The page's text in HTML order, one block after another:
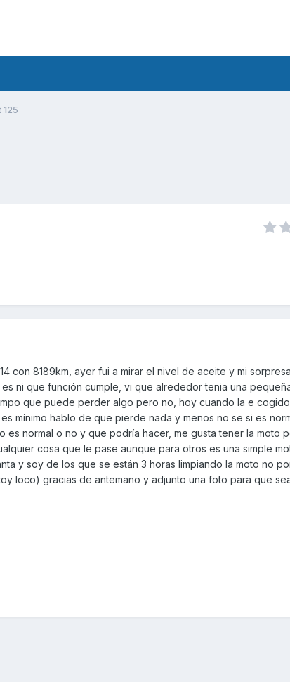
con 8189km, ayer fui a mirar el nivel de aceite y mi
ni que función cumple, vi que alrededor tenia una
que puede perder algo pero no, hoy cuando la e
mínimo hablo de que pierde nada y menos no se si es
es normal o no y que podría hacer, me gusta tener la moto
cosa que le pase aunque para otros es una simple
y soy de los que se están 3 horas limpiando la moto no
loco) gracias de antemano y adjunto una foto para que